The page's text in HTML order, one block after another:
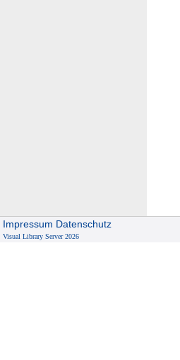
Impressum Datenschutz
Visual Library Server 2026